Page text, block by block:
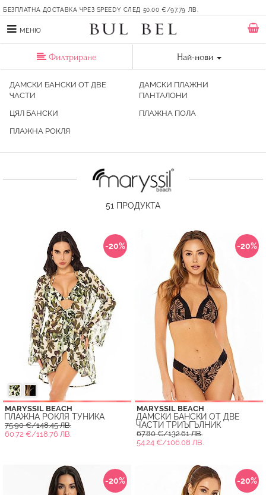
БЕЗПЛАТНА ДОСТАВКА ЧРЕЗ SPEEDY СЛЕД 50.00 €/97.79 ЛВ.
МЕНЮ
Филтриране Най-нови
ДАМСКИ БАНСКИ ОТ ДВЕ
ЧАСТИ
ЦЯЛ БАНСКИ
ПЛАЖНА РОКЛЯ
ДАМСКИ ПЛАЖНИ
ПАНТАЛОНИ
ПЛАЖНА ПОЛА
51 ПРОДУКТА
-20%
MARYSSIL BEACH
ПЛАЖНА РОКЛЯ ТУНИКА
75.90 €/148.45 ЛВ.
60.72 €/118.76 ЛВ.
-20%
MARYSSIL BEACH
ДАМСКИ БАНСКИ ОТ ДВЕ
ЧАСТИ ТРИЪГЪЛНИК
67.80 €/132.61 ЛВ.
54.24 €/106.08 ЛВ.
-20% -20%